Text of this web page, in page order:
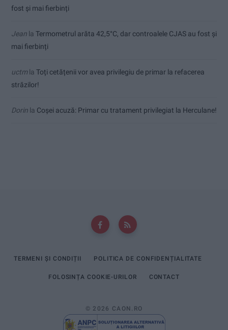
fost și mai fierbinți
Jean la Termometrul arăta 42,5°C, dar controalele CJAS au fost și
mai fierbinți
uctmla Toți cetățenii vor avea privilegiu de primar la refacerea
străzilor!
Dorin la Coșei acuză: Primar cu tratament privilegiat la Herculane!
TERMENI ȘI CONDIȚII POLITICA DE CONFIDENȚIALITATE
FOLOSINȚA COOKIE-URILOR CONTACT
© 2026 CAON.RO